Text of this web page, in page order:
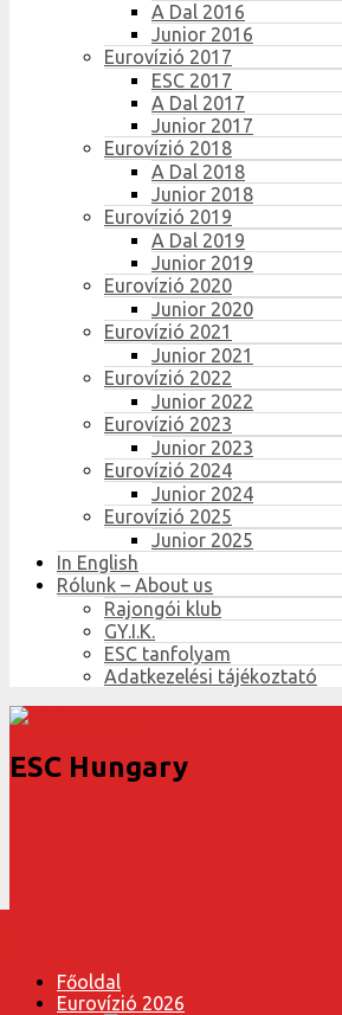
A Dal 2016
Junior 2016
Eurovízió 2017
ESC 2017
A Dal 2017
Junior 2017
Eurovízió 2018
A Dal 2018
Junior 2018
Eurovízió 2019
A Dal 2019
Junior 2019
Eurovízió 2020
Junior 2020
Eurovízió 2021
Junior 2021
Eurovízió 2022
Junior 2022
Eurovízió 2023
Junior 2023
Eurovízió 2024
Junior 2024
Eurovízió 2025
Junior 2025
In English
Rólunk – About us
Rajongói klub
GY.I.K.
ESC tanfolyam
Adatkezelési tájékoztató
ESC Hungary
Főoldal
Eurovízió 2026